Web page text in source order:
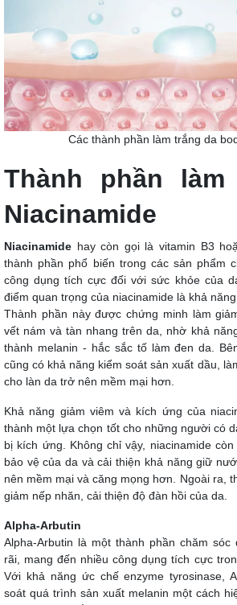
Các thành phần làm trắng da
Thành phần
Niacinamide
Niacinamide hay còn gọi là vitamin B3
thành phần phổ biến trong các sản phẩm
công dụng tích cực đối với sức khỏe của
điểm quan trọng của niacinamide là khả
Thành phần này được chứng minh làm
vết nám và tàn nhang trên da, nhờ khả
thành melanin - hắc sắc tố làm đen da.
cũng có khả năng kiểm soát sản xuất dầu,
cho làn da trở nên mềm mại hơn.
Khả năng giảm viêm và kích ứng của
thành một lựa chọn tốt cho những người có
bị kích ứng. Không chỉ vậy, niacinamide
bảo vệ của da và cải thiện khả năng giữ
nên mềm mại và căng mọng hơn. Ngoài ra,
giảm nếp nhăn, cải thiện độ đàn hồi của da.
Alpha-Arbutin
Alpha-Arbutin là một thành phần chăm
rãi, mang đến nhiều công dụng tích cực
Với khả năng ức chế enzyme tyrosinase,
soát quá trình sản xuất melanin một cách